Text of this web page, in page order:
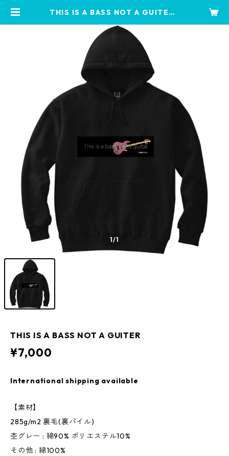
THIS IS A BASS NOT A GUITER |
1/1
THIS IS A BASS NOT A GUITER
¥7,000
International shipping available
【素材】
285g/m2 裏毛(裏パイル)
杢グレー : 綿90% ポリエステル10%
その他 : 綿100%